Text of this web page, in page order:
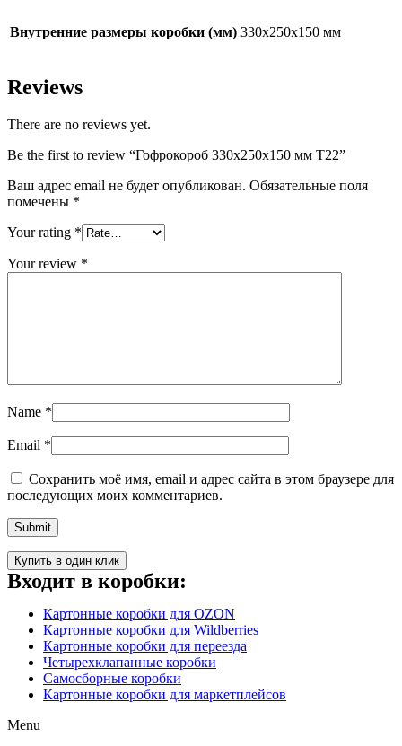
Внутренние размеры коробки (мм) 330х250х150 мм
Reviews
There are no reviews yet.
Be the first to review “Гофрокороб 330х250х150 мм Т22”
Ваш адрес email не будет опубликован. Обязательные поля
помечены *
Your rating *
Your review *
Name *
Email *
Сохранить моё имя, email и адрес сайта в этом браузере для
последующих моих комментариев.
Купить в один клик
Входит в коробки:
Картонные коробки для OZON
Картонные коробки для Wildberries
Картонные коробки для переезда
Четырехклапанные коробки
Самосборные коробки
Картонные коробки для маркетплейсов
Menu